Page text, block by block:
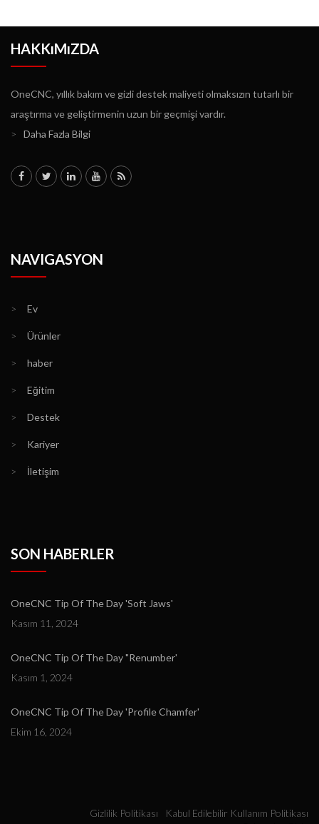
HAKKıMıZDA
OneCNC, yıllık bakım ve gizli destek maliyeti olmaksızın tutarlı bir
araştırma ve geliştirmenin uzun bir geçmişi vardır.
>
Daha Fazla Bilgi
NAVIGASYON
> Ev
> Ürünler
> haber
> Eğitim
> Destek
> Kariyer
> İletişim
SON HABERLER
OneCNC Tip Of The Day 'Soft Jaws'
Kasım 11, 2024
OneCNC Tip Of The Day "Renumber'
Kasım 1, 2024
OneCNC Tip Of The Day 'Profile Chamfer'
Ekim 16, 2024
Gizlilik Politikası
Kabul Edilebilir Kullanım Politikası